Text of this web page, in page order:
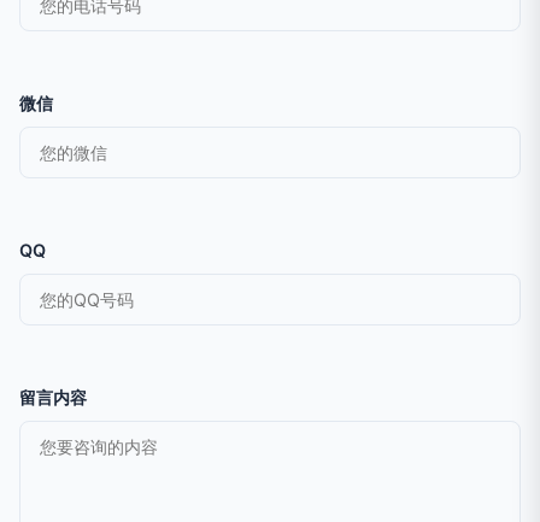
微信
QQ
留言内容